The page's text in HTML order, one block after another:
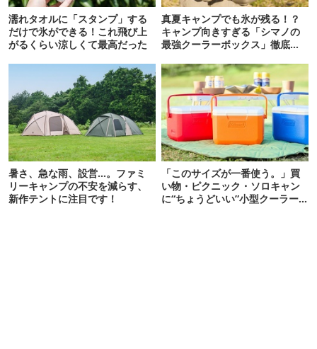
濡れタオルに「スタンプ」する
だけで氷ができる！これ飛び上
がるくらい涼しくて最高だった
真夏キャンプでも氷が残る！？
キャンプ向きすぎる「シマノの
最強クーラーボックス」徹底解
暑さ、急な雨、設営…。ファミ
リーキャンプの不安を減らす、
新作テントに注目です！
「このサイズが一番使う。」買
い物・ピクニック・ソロキャン
に“ちょうどいい”小型クーラー